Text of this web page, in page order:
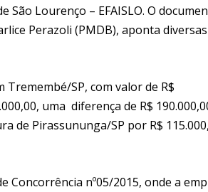
São Lourenço – EFAISLO. O
Perazoli (PMDB), aponta diversas
SP, com valor de R$
uma diferença de R$
de Pirassununga/SP por R$
nº05/2015, onde a